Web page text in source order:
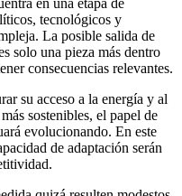
en una etapa de
tecnológicos y
La posible salida de
solo una pieza más dentro
consecuencias relevantes.
su acceso a la energía y al
sostenibles, el papel de
evolucionando. En este
de adaptación serán